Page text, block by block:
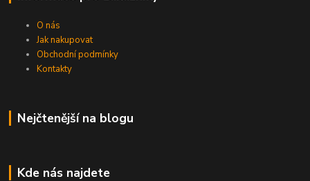
O nás
Jak nakupovat
Obchodní podmínky
Kontakty
Nejčtenější na blogu
Kde nás najdete